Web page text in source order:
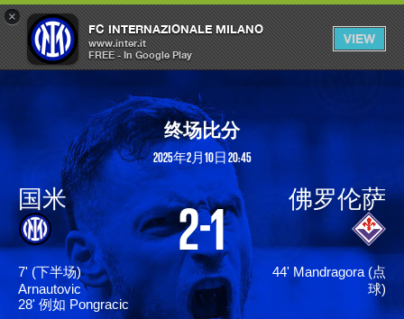
×
FC INTERNAZIONALE MILANO
www.inter.it
FREE - In Google Play
VIEW
OPEN
MENU
终场比分
2025年2月10日 20:45
国米
7' (下半场)
Arnautovic
28' 例如 Pongracic
2-1 佛罗伦萨
44' Mandragora (点
球)